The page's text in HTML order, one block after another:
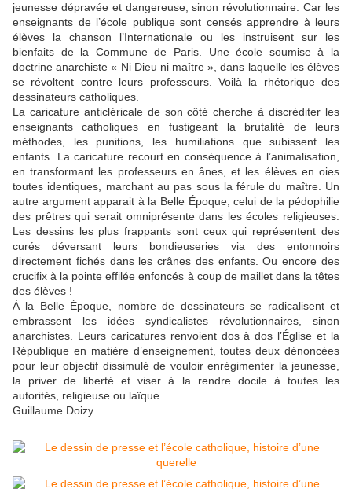
jeunesse dépravée et dangereuse, sinon révolutionnaire. Car les
enseignants de l’école publique sont censés apprendre à leurs
élèves la chanson l’Internationale ou les instruisent sur les
bienfaits de la Commune de Paris. Une école soumise à la
doctrine anarchiste « Ni Dieu ni maître », dans laquelle les élèves
se révoltent contre leurs professeurs. Voilà la rhétorique des
dessinateurs catholiques.
La caricature anticléricale de son côté cherche à discréditer les
enseignants catholiques en fustigeant la brutalité de leurs
méthodes, les punitions, les humiliations que subissent les
enfants. La caricature recourt en conséquence à l’animalisation,
en transformant les professeurs en ânes, et les élèves en oies
toutes identiques, marchant au pas sous la férule du maître. Un
autre argument apparait à la Belle Époque, celui de la pédophilie
des prêtres qui serait omniprésente dans les écoles religieuses.
Les dessins les plus frappants sont ceux qui représentent des
curés déversant leurs bondieuseries via des entonnoirs
directement fichés dans les crânes des enfants. Ou encore des
crucifix à la pointe effilée enfoncés à coup de maillet dans la têtes
des élèves !
À la Belle Époque, nombre de dessinateurs se radicalisent et
embrassent les idées syndicalistes révolutionnaires, sinon
anarchistes. Leurs caricatures renvoient dos à dos l’Église et la
République en matière d’enseignement, toutes deux dénoncées
pour leur objectif dissimulé de vouloir enrégimenter la jeunesse,
la priver de liberté et viser à la rendre docile à toutes les
autorités, religieuse ou laïque.
Guillaume Doizy